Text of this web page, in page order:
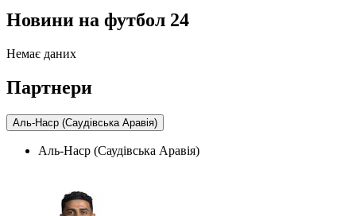
Новини на футбол 24
Немає даних
Партнери
Аль-Наср (Саудівська Аравія)
Аль-Наср (Саудівська Аравія)